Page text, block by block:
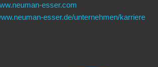
esser.com
esser.de/unternehmen/karriere